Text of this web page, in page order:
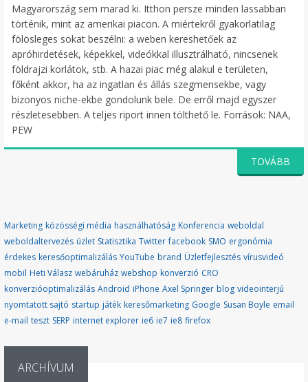
Magyarország sem marad ki. Itthon persze minden lassabban
történik, mint az amerikai piacon. A miértekről gyakorlatilag
fölösleges sokat beszélni: a weben kereshetőek az
apróhirdetések, képekkel, videókkal illusztrálható, nincsenek
földrajzi korlátok, stb. A hazai piac még alakul e területen,
főként akkor, ha az ingatlan és állás szegmensekbe, vagy
bizonyos niche-ekbe gondolunk bele. De erről majd egyszer
részletesebben. A teljes riport innen tölthető le. Források: NAA,
PEW
TOVÁBB
Marketing közösségi média használhatóság Konferencia weboldal
weboldaltervezés üzlet Statisztika Twitter facebook SMO ergonómia
érdekes keresőoptimalizálás YouTube brand Üzletfejlesztés vírusvideó
mobil Heti Válasz webáruház webshop konverzió CRO
konverzióoptimalizálás Android iPhone Axel Springer blog videointerjú
nyomtatott sajtó startup játék keresőmarketing Google Susan Boyle email
e-mail teszt SERP internet explorer ie6 ie7 ie8 firefox
ARCHÍVUM